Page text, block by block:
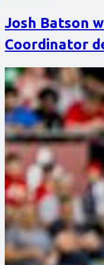
Josh Batson
Coordinator